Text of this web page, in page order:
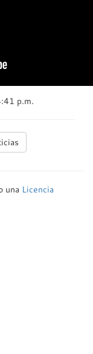
p.m.
una Licencia